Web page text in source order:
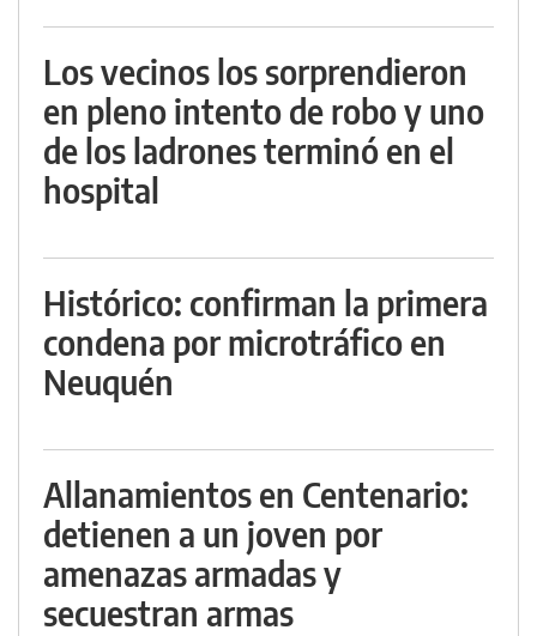
Los vecinos los sorprendieron
en pleno intento de robo y uno
de los ladrones terminó en el
hospital
Histórico: confirman la primera
condena por microtráfico en
Neuquén
Allanamientos en Centenario:
detienen a un joven por
amenazas armadas y
secuestran armas